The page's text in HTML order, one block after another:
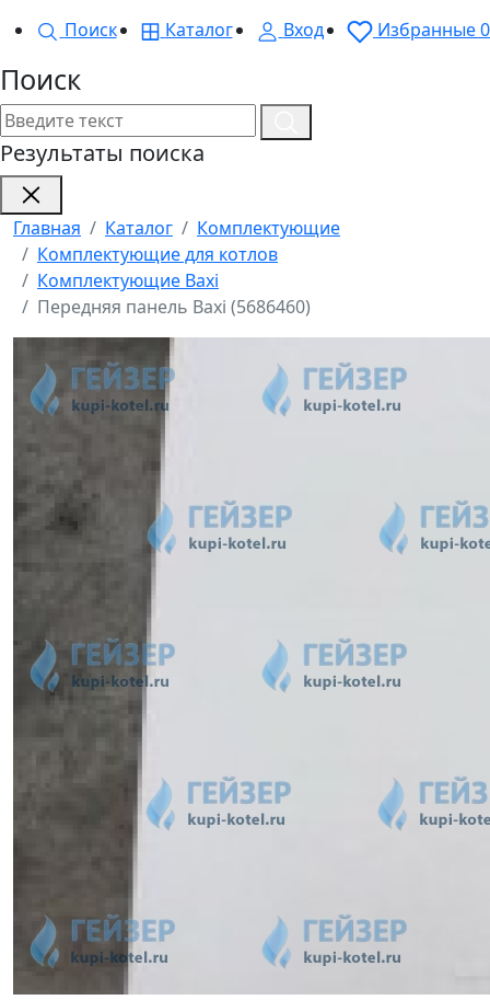
Поиск
Каталог Вход Избранные0
Поиск
Результаты поиска
Главная Каталог
Комплектующие
Комплектующие для котлов
Комплектующие Baxi
Передняя панель Baxi (5686460)